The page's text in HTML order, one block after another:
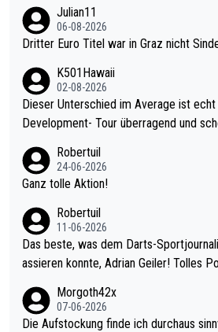
Julian11
06-08-2026
Dritter Euro Titel war in Graz nicht
K501Hawaii
02-08-2026
Dieser Unterschied im Average ist echt krass! 111+
Development- Tour überragend und
mal 40+ erst recht. Da gewinnst keinen Blumentopf - ist ja noc
h krasser wie ein Pokalspiel eines Kreisligisten vs einem Bund
Robertuil
24-06-2026
Ganz tolle Aktion!
Robertuil
11-06-2026
Das beste, was dem Darts-
assieren konnte, Adrian Geiler! Tolles
Morgoth42x
07-06-2026
Die Aufstockung finde ich durchaus